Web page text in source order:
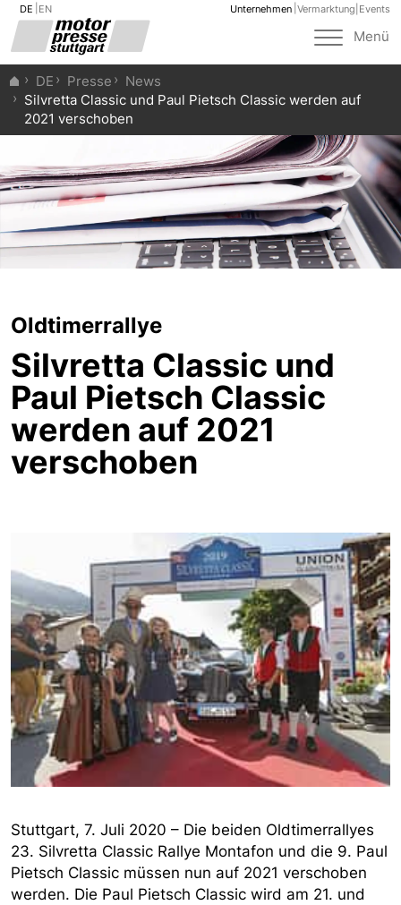
DE EN Unternehmen Vermarktung Events
Toggle
Menü
DE Presse
News
Silvretta Classic und Paul Pietsch Classic werden auf
2021 verschoben
Oldtimerrallye
Silvretta Classic und
Paul Pietsch Classic
werden auf 2021
verschoben
Stuttgart, 7. Juli 2020 – Die beiden Oldtimerrallyes
23. Silvretta Classic Rallye Montafon und die 9. Paul
Pietsch Classic müssen nun auf 2021 verschoben
werden. Die Paul Pietsch Classic wird am 21. und